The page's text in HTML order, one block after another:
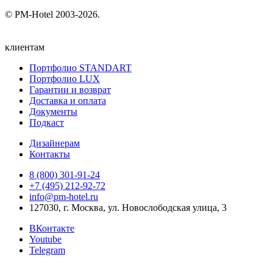
© PM-Hotel 2003-2026.
клиентам
Портфолио STANDART
Портфолио LUX
Гарантии и возврат
Доставка и оплата
Документы
Подкаст
Дизайнерам
Контакты
8 (800) 301‑91‑24
+7 (495) 212‑92‑72
info@pm-hotel.ru
127030, г. Москва, ул. Новослободская улица, 3
ВКонтакте
Youtube
Telegram